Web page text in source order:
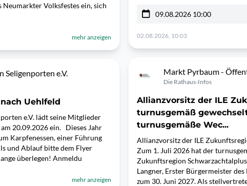
Volksfestes ein, sich
mehr anzeigen
Seligenporten e.V.
Uehlfeld
e.V. lädt seine Mitglieder
20.09.2026 ein. Dieses Jahr
Karpfenessen, einer Führung
und Ablauf bitte dem Flyer
überlegen! Anmeldu
mehr anzeigen
09.08.2026 10:00
02.08.2026, 10:03
Markt Pyrbaum -
Die Rathaus-Infos
Allianzvorsitz der ILE
turnusgemäß
turnusgemäße Wec...
Allianzvorsitz der ILE
Zum 1. Juli 2026 hat der
Zukunftsregion
Langner, Erster Bürgermeister
zum 30. Juni 2027. Als